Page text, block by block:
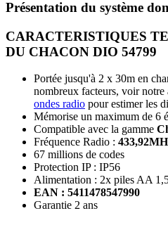
Présentation du système
CARACTERISTIQUES
DU CHACON DIO 54799
Portée jusqu'à 2 x 30m en
nombreux facteurs, voir notre
ondes radio pour estimer les
Mémorise un maximum de 6
Compatible avec la gamme
Fréquence Radio :
67 millions de codes
Protection IP : IP56
Alimentation : 2x piles AA
EAN : 5411478547990
Garantie 2 ans